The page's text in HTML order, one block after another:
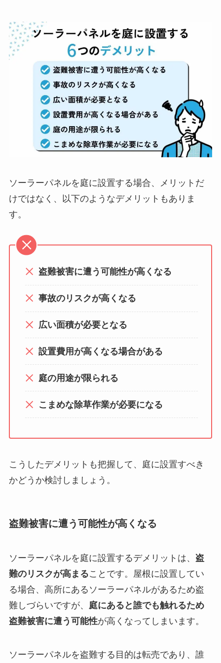
ソーラーパネルを庭に設置する場合、メリットだ
けではなく、以下のようなデメリットもありま
す。
盗難被害に遭う可能性が高くなる
事故のリスクが高くなる
広い面積が必要となる
設置費用が高くなる場合がある
庭の用途が限られる
こまめな除草作業が必要になる
こうしたデメリットも把握して、庭に設置すべき
かどうか検討しましょう。
盗難被害に遭う可能性が高くなる
ソーラーパネルを庭に設置するデメリットは、 盗
難のリスクが高まることです。屋根に設置してい
る場合、高所にあるソーラーパネルがあるため盗
難しづらいですが、
庭にあると誰でも触れるため
盗難被害に遭う可能性が高くなってしまいます。
ソーラーパネルを盗難する目的は転売であり、誰